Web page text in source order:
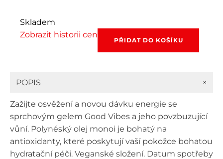
Skladem
Zobrazit historii cen
ml
množství
PŘIDAT DO KOŠÍKU
POPIS +
Zažijte osvěžení a novou dávku energie se
sprchovým gelem Good Vibes a jeho povzbuzující
vůní. Polynéský olej monoi je bohatý na
antioxidanty, které poskytují vaší pokožce bohatou
hydratační péči. Veganské složení. Datum spotřeby